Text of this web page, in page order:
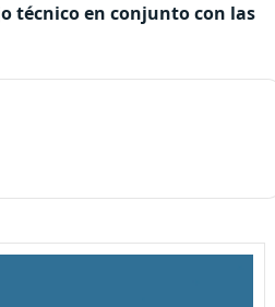
técnico en conjunto con las